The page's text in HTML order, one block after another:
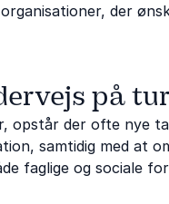
der
på
der ofte nye
samtidig med at
faglige og sociale